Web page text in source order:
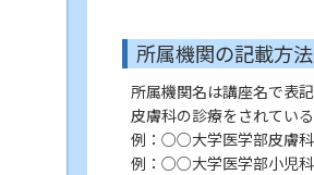
所属機関の記載方法
所属機関名は講座名で表
皮膚科の診療をされてい
例：○○大学医学部皮膚
例：○○大学医学部小児